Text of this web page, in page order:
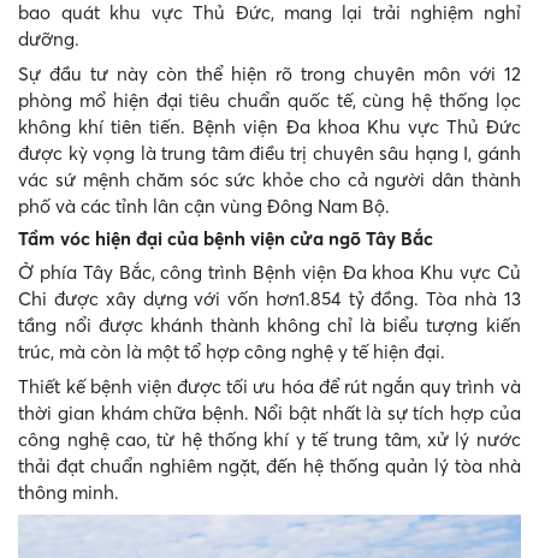
bao quát khu vực Thủ Đức, mang lại trải nghiệm nghỉ
dưỡng.
Sự đầu tư này còn thể hiện rõ trong chuyên môn với 12
phòng mổ hiện đại tiêu chuẩn quốc tế, cùng hệ thống lọc
không khí tiên tiến. Bệnh viện Đa khoa Khu vực Thủ Đức
được kỳ vọng là trung tâm điều trị chuyên sâu hạng I, gánh
vác sứ mệnh chăm sóc sức khỏe cho cả người dân thành
phố và các tỉnh lân cận vùng Đông Nam Bộ.
Tầm vóc hiện đại của bệnh viện cửa ngõ Tây Bắc
Ở phía Tây Bắc, công trình Bệnh viện Đa khoa Khu vực Củ
Chi được xây dựng với vốn hơn1.854 tỷ đồng. Tòa nhà 13
tầng nổi được khánh thành không chỉ là biểu tượng kiến
trúc, mà còn là một tổ hợp công nghệ y tế hiện đại.
Thiết kế bệnh viện được tối ưu hóa để rút ngắn quy trình và
thời gian khám chữa bệnh. Nổi bật nhất là sự tích hợp của
công nghệ cao, từ hệ thống khí y tế trung tâm, xử lý nước
thải đạt chuẩn nghiêm ngặt, đến hệ thống quản lý tòa nhà
thông minh.